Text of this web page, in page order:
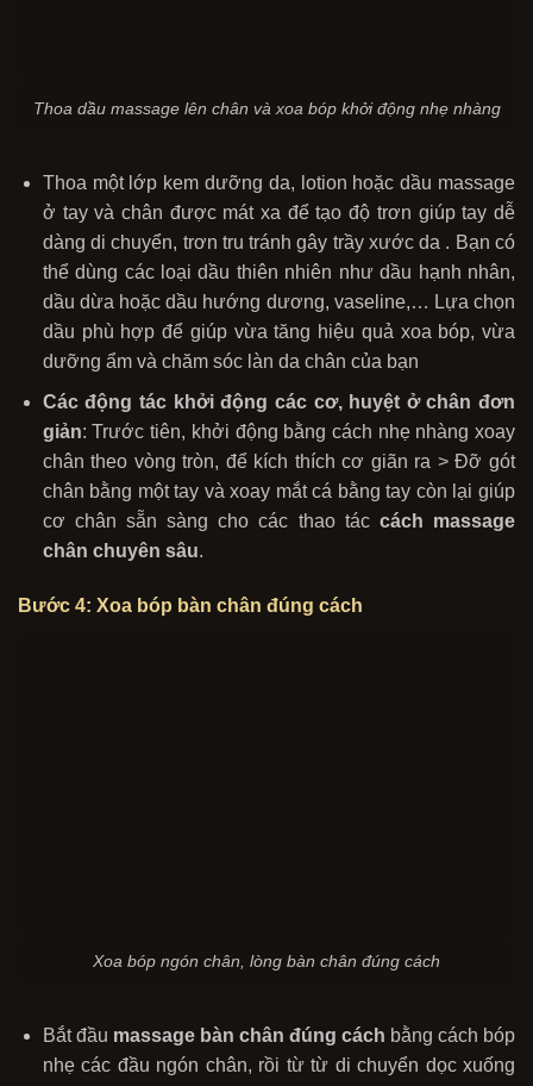
Thoa dầu massage lên chân và xoa bóp khởi động nhẹ nhàng
Thoa một lớp kem dưỡng da, lotion hoặc dầu massage
ở tay và chân được mát xa để tạo độ trơn giúp tay dễ
dàng di chuyển, trơn tru tránh gây trầy xước da . Bạn có
thể dùng các loại dầu thiên nhiên như dầu hạnh nhân,
dầu dừa hoặc dầu hướng dương, vaseline,… Lựa chọn
dầu phù hợp để giúp vừa tăng hiệu quả xoa bóp, vừa
dưỡng ẩm và chăm sóc làn da chân của bạn
Các động tác khởi động các cơ, huyệt ở chân đơn
giản: Trước tiên, khởi động bằng cách nhẹ nhàng xoay
chân theo vòng tròn, để kích thích cơ giãn ra > Đỡ gót
chân bằng một tay và xoay mắt cá bằng tay còn lại giúp
cơ chân sẵn sàng cho các thao tác cách massage
chân chuyên sâu.
Bước 4: Xoa bóp bàn chân đúng cách
Xoa bóp ngón chân, lòng bàn chân đúng cách
Bắt đầu massage bàn chân đúng cách bằng cách bóp
nhẹ các đầu ngón chân, rồi từ từ di chuyển dọc xuống